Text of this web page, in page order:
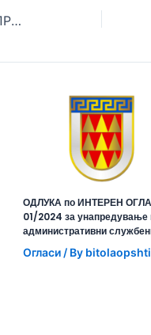
ПАРТЕРНО УРЕДУВАЊЕ НА ПРОСТОРОТ ЗАД ЗГРАДАТА НА СВР БИТОЛА
ОДЛУКА по ИНТЕРЕН
01/2024 за унапредување
административни
Огласи/ By